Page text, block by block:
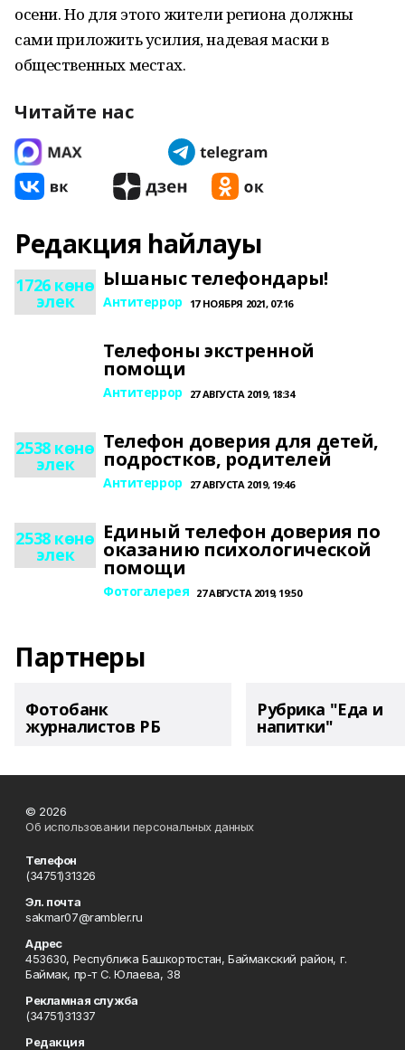
осени. Но для этого жители региона должны
сами приложить усилия, надевая маски в
общественных местах.
Читайте нас
Редакция һайлауы
1726 көнө
элек
Ышаныс телефондары!
Антитеррор 17 НОЯБРЯ 2021, 07:16
Телефоны экстренной
помощи
Антитеррор 27 АВГУСТА 2019, 18:34
2538 көнө
элек
Телефон доверия для детей,
подростков, родителей
Антитеррор 27 АВГУСТА 2019, 19:46
2538 көнө
элек
Единый телефон доверия по
оказанию психологической
помощи
Фотогалерея 27 АВГУСТА 2019, 19:50
Партнеры
Фотобанк
журналистов РБ
Рубрика "Еда и
напитки"
© 2026
Об использовании персональных данных
Телефон
(34751)31326
Эл. почта
sakmar07@rambler.ru
Адрес
453630, Республика Башкортостан, Баймакский район, г.
Баймак, пр-т С. Юлаева, 38
Рекламная служба
(34751)31337
Редакция